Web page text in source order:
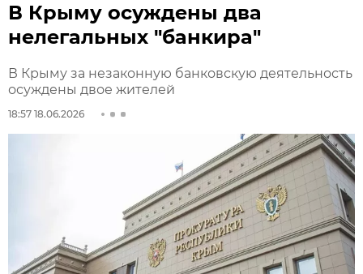
В Крыму осуждены два
нелегальных "банкира"
В Крыму за незаконную банковскую деятельность
осуждены двое жителей
18:57 18.06.2026